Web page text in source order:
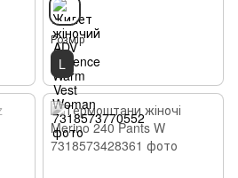
Розмір
L